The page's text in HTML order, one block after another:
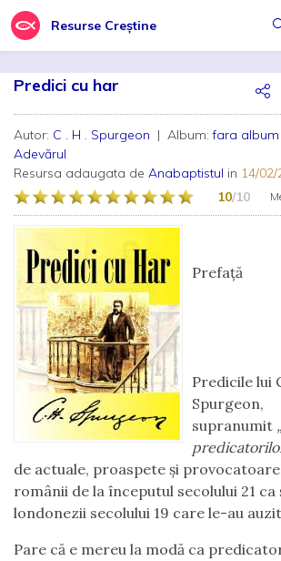
Resurse Creștine
Predici cu har
Autor: C . H . Spurgeon | Album:fara album
Adevărul
Resursa adaugata de Anabaptistul in 14/02/
10/10
Prefaţă
Predicile lui
Spurgeon,
supranumit
de actuale, proaspete şi
românii de la începutul secolului 21
londonezii secolului 19 care le-au
Pare că e mereu la modă ca